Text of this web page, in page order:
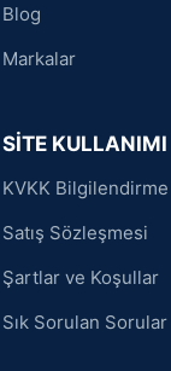
Blog
Markalar
SİTE KULLANIMI
KVKK Bilgilendirme
Satış Sözleşmesi
Şartlar ve Koşullar
Sık Sorulan Sorular